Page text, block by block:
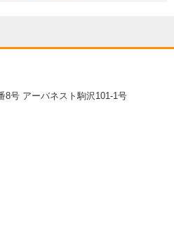
8号 アーバネスト駒沢101-1号